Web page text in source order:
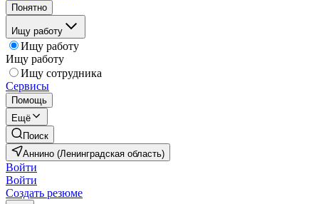
Понятно
Ищу работу
Ищу работу
Ищу работу
Ищу сотрудника
Сервисы
Помощь
Ещё
Поиск
Аннино (Ленинградская область)
Войти
Войти
Создать резюме